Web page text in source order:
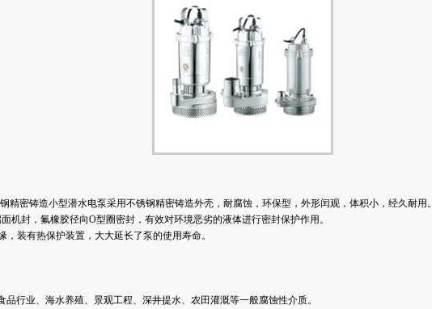
精密铸造小型潜水电泵采用不锈钢精密铸造外壳，耐腐蚀，环保型，外形闰观，体积小，经久耐用。
机封，氟橡胶径向O型圈密封，有效对环境恶劣的液体进行密封保护作用。
，装有热保护装置，大大延长了泵的使用寿命。
品行业、海水养殖、景观工程、深井提水、农田灌溉等一般腐蚀性介质。